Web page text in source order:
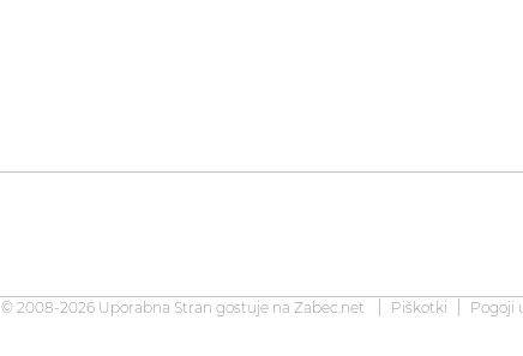
© 2008-2026 Uporabna Stran gostuje na Zabec.net Piškotki Pogoji